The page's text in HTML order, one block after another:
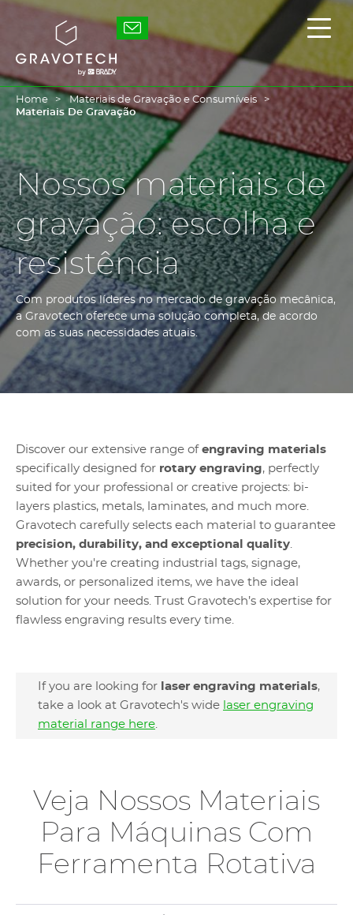
Skip
Gravotech
Exibir
o
Home
Materiais de Gravação e Consumíveis
Materiais De Gravação
Nossos materiais de
gravação: escolha e
resistência
Com produtos líderes no mercado de gravação mecânica,
a Gravotech oferece uma solução completa, de acordo
com as suas necessidades atuais.
Discover our extensive range of engraving materials
specifically designed for rotary engraving, perfectly
suited for your professional or creative projects: bi-
layers plastics, metals, laminates, and much more.
Gravotech carefully selects each material to guarantee
precision, durability, and exceptional quality.
Whether you're creating industrial tags, signage,
awards, or personalized items, we have the ideal
solution for your needs. Trust Gravotech’s expertise for
flawless engraving results every time.
If you are looking for laser engraving materials,
take a look at Gravotech's wide laser engraving
material range here.
Veja Nossos Materiais
Para Máquinas Com
Ferramenta Rotativa